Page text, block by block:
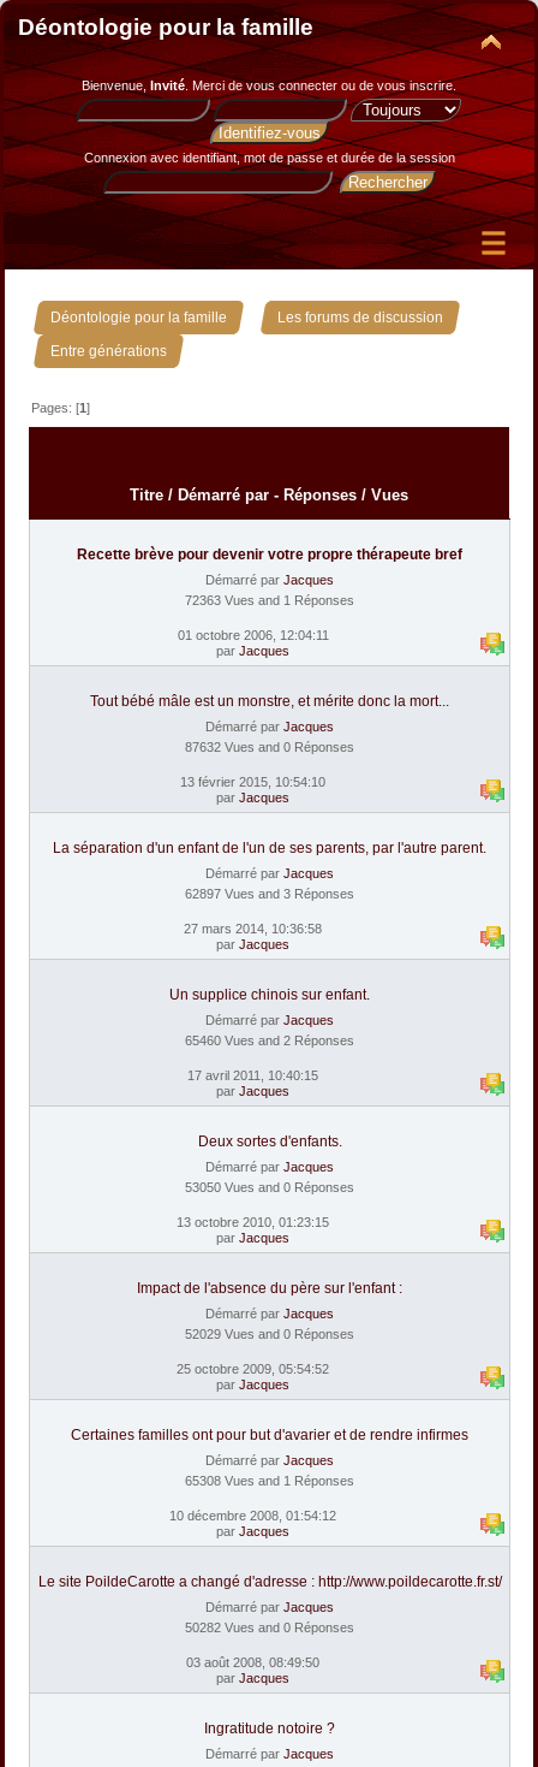
Déontologie pour la famille
Bienvenue, Invité. Merci devous connecter ou de vous inscrire.
Connexion avec identifiant, mot de passe et durée de la session
Déontologie pour la famille » Les forums de discussion »
Entre générations
Pages: [1]
Titre / Démarré par - Réponses / Vues
Recette brève pour devenir votre propre thérapeute bref
Démarré par Jacques
72363 Vues and 1 Réponses
01 octobre 2006, 12:04:11
par Jacques
Tout bébé mâle est un monstre, et mérite donc la mort...
Démarré par Jacques
87632 Vues and 0 Réponses
13 février 2015, 10:54:10
par Jacques
La séparation d'un enfant de l'un de ses parents, par l'autre parent.
Démarré par Jacques
62897 Vues and 3 Réponses
27 mars 2014, 10:36:58
par Jacques
Un supplice chinois sur enfant.
Démarré par Jacques
65460 Vues and 2 Réponses
17 avril 2011, 10:40:15
par Jacques
Deux sortes d'enfants.
Démarré par Jacques
53050 Vues and 0 Réponses
13 octobre 2010, 01:23:15
par Jacques
Impact de l'absence du père sur l'enfant :
Démarré par Jacques
52029 Vues and 0 Réponses
25 octobre 2009, 05:54:52
par Jacques
Certaines familles ont pour but d'avarier et de rendre infirmes
Démarré par Jacques
65308 Vues and 1 Réponses
10 décembre 2008, 01:54:12
par Jacques
Le site PoildeCarotte a changé d'adresse : http://www.poildecarotte.fr.st/
Démarré par Jacques
50282 Vues and 0 Réponses
03 août 2008, 08:49:50
par Jacques
Ingratitude notoire ?
Démarré par Jacques